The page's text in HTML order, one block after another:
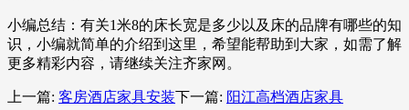
小编总结：有关1米8的床长宽是多少以及床的品牌有哪些的知
识，小编就简单的介绍到这里，希望能帮助到大家，如需了解
更多精彩内容，请继续关注齐家网。
上一篇: 客房酒店家具安装下一篇: 阳江高档酒店家具